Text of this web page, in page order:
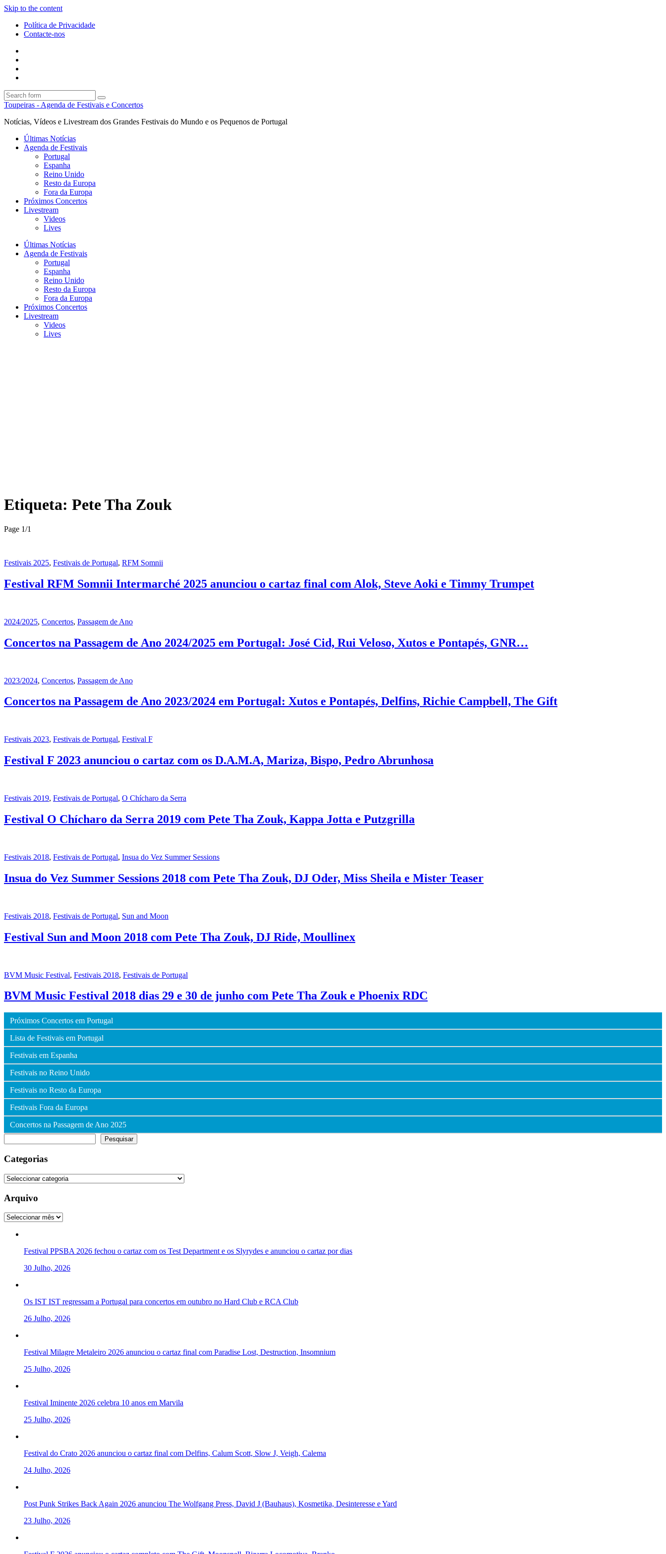
Skip to the content
Política de Privacidade
Contacte-nos
Search
Toupeiras - Agenda de Festivais e Concertos
Notícias, Vídeos e Livestream dos Grandes Festivais do Mundo e os Pequenos de Portugal
Últimas Notícias
Agenda de Festivais
Portugal
Espanha
Reino Unido
Resto da Europa
Fora da Europa
Próximos Concertos
Livestream
Videos
Lives
Últimas Notícias
Agenda de Festivais
Portugal
Espanha
Reino Unido
Resto da Europa
Fora da Europa
Próximos Concertos
Livestream
Videos
Lives
Etiqueta: Pete Tha Zouk
Page 1/1
Festivais 2025, Festivais de Portugal, RFM Somnii
Festival RFM Somnii Intermarché 2025 anunciou o cartaz final com Alok, Steve Aoki e Timmy Trumpet
2024/2025, Concertos, Passagem de Ano
Concertos na Passagem de Ano 2024/2025 em Portugal: José Cid, Rui Veloso, Xutos e Pontapés, GNR…
2023/2024, Concertos, Passagem de Ano
Concertos na Passagem de Ano 2023/2024 em Portugal: Xutos e Pontapés, Delfins, Richie Campbell, The Gift
Festivais 2023, Festivais de Portugal, Festival F
Festival F 2023 anunciou o cartaz com os D.A.M.A, Mariza, Bispo, Pedro Abrunhosa
Festivais 2019, Festivais de Portugal, O Chícharo da Serra
Festival O Chícharo da Serra 2019 com Pete Tha Zouk, Kappa Jotta e Putzgrilla
Festivais 2018, Festivais de Portugal, Insua do Vez Summer Sessions
Insua do Vez Summer Sessions 2018 com Pete Tha Zouk, DJ Oder, Miss Sheila e Mister Teaser
Festivais 2018, Festivais de Portugal, Sun and Moon
Festival Sun and Moon 2018 com Pete Tha Zouk, DJ Ride, Moullinex
BVM Music Festival, Festivais 2018, Festivais de Portugal
BVM Music Festival 2018 dias 29 e 30 de junho com Pete Tha Zouk e Phoenix RDC
Próximos Concertos em Portugal
Lista de Festivais em Portugal
Festivais em Espanha
Festivais no Reino Unido
Festivais no Resto da Europa
Festivais Fora da Europa
Concertos na Passagem de Ano 2025
Pesquisar
Categorias
Categorias
Arquivo
Arquivo
Festival PPSBA 2026 fechou o cartaz com os Test Department e os Slyrydes e anunciou o cartaz por dias
30 Julho, 2026
Os IST IST regressam a Portugal para concertos em outubro no Hard Club e RCA Club
26 Julho, 2026
Festival Milagre Metaleiro 2026 anunciou o cartaz final com Paradise Lost, Destruction, Insomnium
25 Julho, 2026
Festival Iminente 2026 celebra 10 anos em Marvila
25 Julho, 2026
Festival do Crato 2026 anunciou o cartaz final com Delfins, Calum Scott, Slow J, Veigh, Calema
24 Julho, 2026
Post Punk Strikes Back Again 2026 anunciou The Wolfgang Press, David J (Bauhaus), Kosmetika, Desinteresse e Yard
23 Julho, 2026